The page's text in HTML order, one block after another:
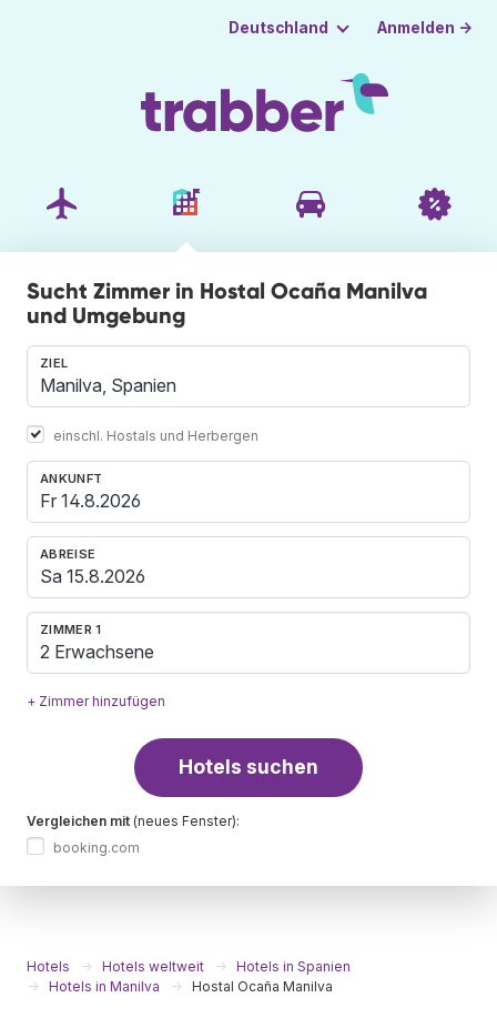
Deutschland Anmelden →
Sucht Zimmer in Hostal Ocaña Manilva
und Umgebung
ZIEL
einschl. Hostals und Herbergen
ANKUNFT
ABREISE
ZIMMER 1
2 Erwachsene
+ Zimmer hinzufügen
Hotels suchen
Vergleichen mit (neues Fenster):
booking.com
Hotels Hotels weltweit
Hotels in Spanien
Hotels in Manilva
Hostal Ocaña Manilva